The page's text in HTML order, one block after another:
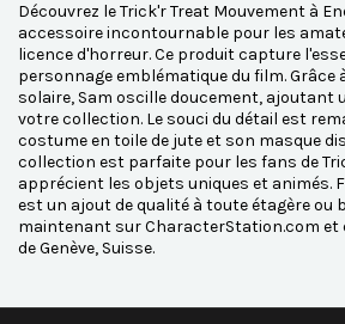
Découvrez le Trick'r Treat Mouvement à
accessoire incontournable pour les
licence d'horreur. Ce produit capture
personnage emblématique du film. Grâce
solaire, Sam oscille doucement, ajoutant
votre collection. Le souci du détail est
costume en toile de jute et son masque
collection est parfaite pour les fans de
apprécient les objets uniques et animés.
est un ajout de qualité à toute étagère ou
maintenant sur CharacterStation.com et
de Genève, Suisse.